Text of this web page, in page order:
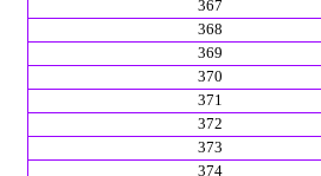
367
368
369
370
371
372
373
374